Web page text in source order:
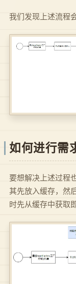
我们发现上述流程
如何进行需
要想解决上述过程
其先放入缓存，然
时先从缓存中获取即